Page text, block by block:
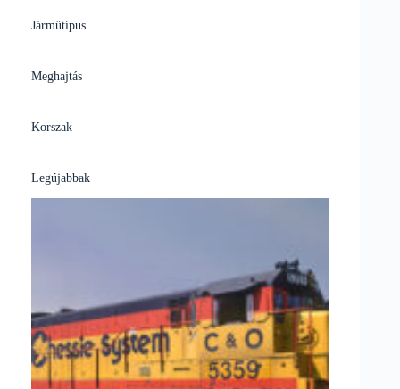
Járműtípus
Meghajtás
Korszak
Legújabbak